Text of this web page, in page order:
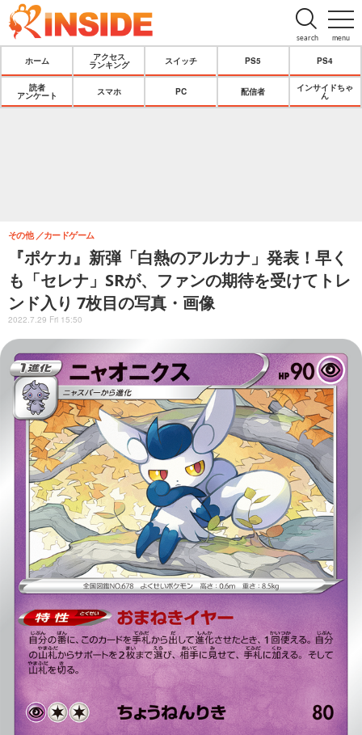
menu
search
ホーム
アクセス
ランキング
スイッチ PS5 PS4
読者
アンケート
スマホ PC 配信者
インサイドちゃ
ん
『ポケカ』新弾「白熱のアルカナ」発表！早く
も「セレナ」SRが、ファンの期待を受けてトレ
ンド入り 7枚目の写真・画像
その他 カードゲーム
2022.7.29 Fri 15:50